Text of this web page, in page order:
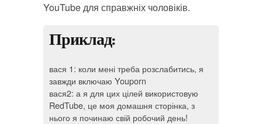
YouTube для справжніх чоловіків.
Приклад:
вася 1: коли мені треба розслабитись, я
завжди включаю Youporn
вася2: а я для цих цілей використовую
RedTube, це моя домашня сторінка, з
нього я починаю свій робочий день!